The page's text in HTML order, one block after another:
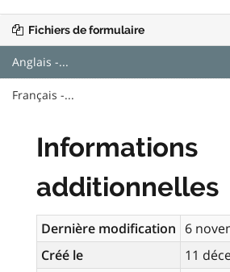
Fichiers de formulaire
Anglais -...
Français -...
Informations
additionnelles
Dernière modification 6
Créé le
11